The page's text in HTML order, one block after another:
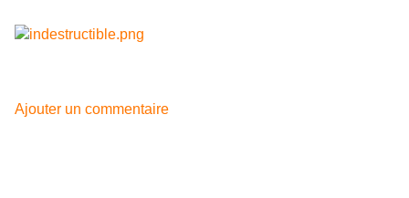
Ajouter un commentaire